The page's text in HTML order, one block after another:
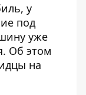
у
под
уже
Об этом
на